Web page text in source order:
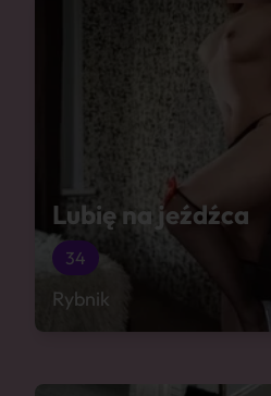
Lubię na jeźdźca
34
Rybnik